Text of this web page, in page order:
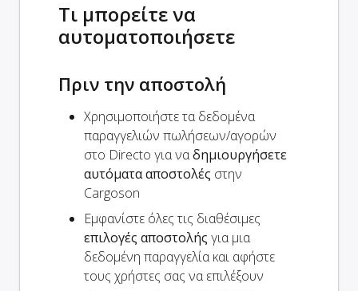
Τι μπορείτε να
αυτοματοποιήσετε
Πριν την αποστολή
Χρησιμοποιήστε τα δεδομένα
παραγγελιών πωλήσεων/αγορών
στο Directo για ναδημιουργήσετε
αυτόματα αποστολές στην
Cargoson
Εμφανίστε όλες τις διαθέσιμες
επιλογές αποστολής για μια
δεδομένη παραγγελία και αφήστε
τους χρήστες σας να επιλέξουν